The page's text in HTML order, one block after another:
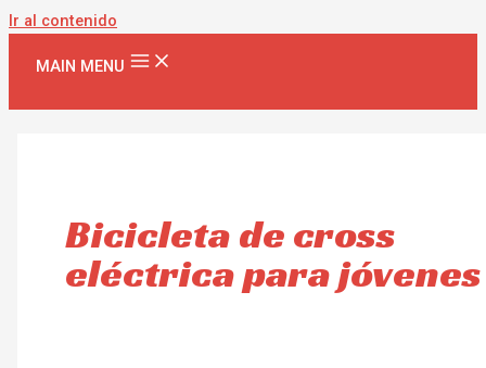
Ir al contenido
MAIN MENU
Bicicleta de cross
eléctrica para jóvenes